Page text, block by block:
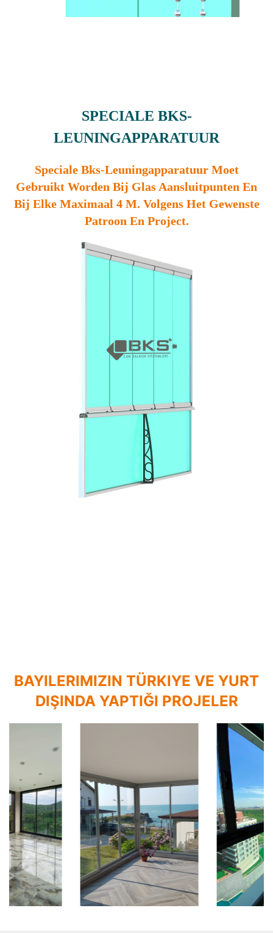
SPECIALE BKS-
LEUNINGAPPARATUUR
Speciale Bks-Leuningapparatuur Moet
Gebruikt Worden Bij Glas Aansluitpunten En
Bij Elke Maximaal 4 M. Volgens Het Gewenste
Patroon En Project.
BAYILERIMIZIN TÜRKIYE VE YURT
DIŞINDA YAPTIĞI PROJELER